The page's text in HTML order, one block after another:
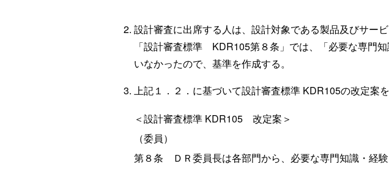
設計審査に出席する人は、設計対象である製品及びサー
「設計審査標準 KDR105第８条」では、「必要な専門
いなかったので、基準を作成する。
上記１．２．に基づいて設計審査標準 KDR105の改定案
＜設計審査標準 KDR105 改定案＞
（委員）
第８条 ＤＲ委員長は各部門から、必要な専門知識・経